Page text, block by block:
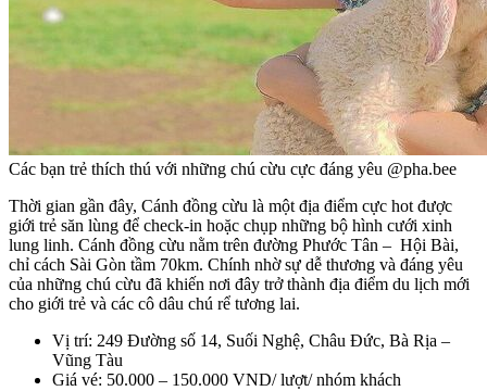
Các bạn trẻ thích thú với những chú cừu cực đáng yêu @pha.bee
Thời gian gần đây, Cánh đồng cừu là một địa điểm cực hot được
giới trẻ săn lùng để check-in hoặc chụp những bộ hình cưới xinh
lung linh. Cánh đồng cừu nằm trên đường Phước Tân – Hội Bài,
chỉ cách Sài Gòn tầm 70km. Chính nhờ sự dễ thương và đáng yêu
của những chú cừu đã khiến nơi đây trở thành địa điểm du lịch mới
cho giới trẻ và các cô dâu chú rể tương lai.
Vị trí: 249 Đường số 14, Suối Nghệ, Châu Đức, Bà Rịa –
Vũng Tàu
Giá vé: 50.000 – 150.000 VND/ lượt/ nhóm khách